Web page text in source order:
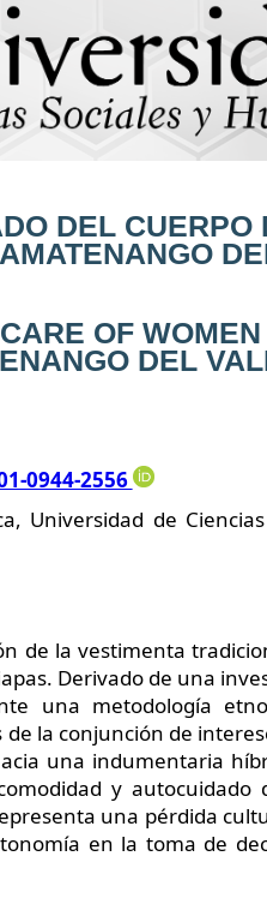
DEL CUERPO
OF
DEL
0944-2556
Universidad de
de la vestimenta
Derivado de una
una metodología
la conjunción de
una indumentaria
y autocuidado
una pérdida
en la toma de